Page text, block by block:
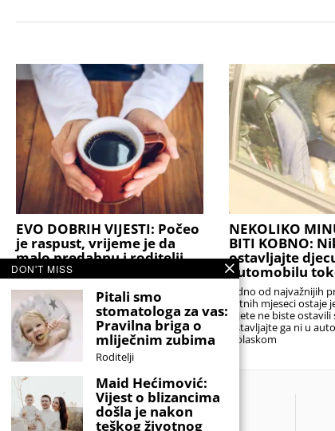
EVO DOBRIH VIJESTI: Počeo
je raspust, vrijeme je da
malo predahnu i roditelji
Posljednje ocjene su zaključene, školske
torbe odložene, a alarmi za rano
ustajanje konačno mogu malo
pričekati. Za mnoge učenike početak
ljetnog raspusta predstavlja dugo
NEKOLIKO
BITI KOBNO:
ostavljajte
automobilu
Jedno od najvažnijih
ljetnih mjeseci ostaje
dijete ne biste
ostavljajte ga ni u
Dolaskom
DON'T MISS
Pitali smo
stomatologa za vas:
Pravilna briga o
mliječnim zubima
Roditelji
Maid Hećimović:
Vijest o blizancima
došla je nakon
teškog životnog